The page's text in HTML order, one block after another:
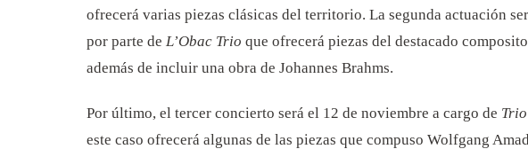
ofrecerá varias piezas clásicas del territorio. La segunda actuación
por parte de L’Obac Trio que ofrecerá piezas del destacado
además de incluir una obra de Johannes Brahms.
Por último, el tercer concierto será el 12 de noviembre a cargo de
este caso ofrecerá algunas de las piezas que compuso Wolfgang